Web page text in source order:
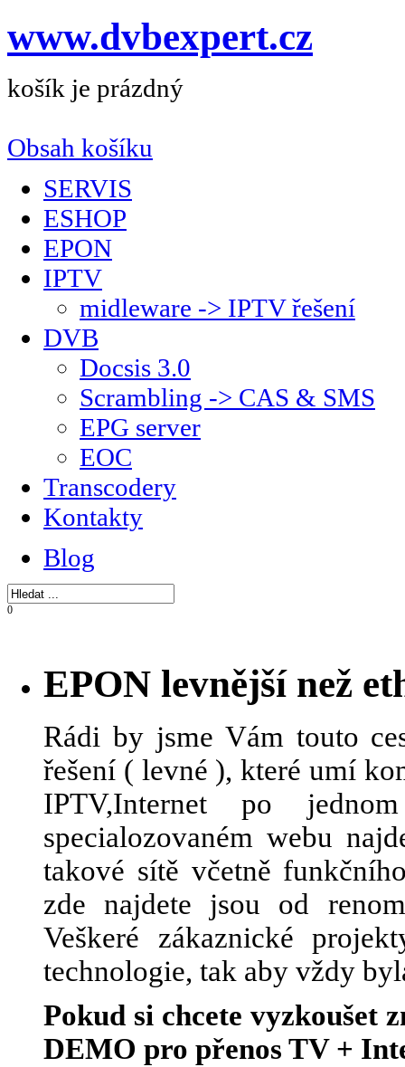
www.dvbexpert.cz
košík je prázdný
Obsah košíku
SERVIS
ESHOP
EPON
IPTV
midleware -> IPTV řešení
DVB
Docsis 3.0
Scrambling -> CAS & SMS
EPG server
EOC
Transcodery
Kontakty
Blog
0
EPON levnější než
Rádi by jsme Vám touto
řešení ( levné ), které umí
IPTV,Internet po
specialozovaném webu
takové sítě včetně
zde najdete jsou od
Veškeré zákaznické
technologie, tak aby vždy
Pokud si chcete vyzkoušet
DEMO pro přenos TV +